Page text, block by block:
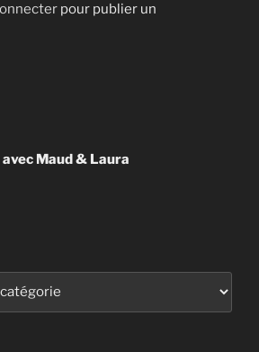
pour publier un
Maud & Laura